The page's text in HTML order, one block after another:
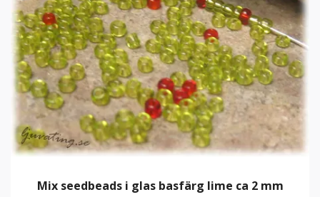
Mix seedbeads i glas basfärg lime ca 2 mm